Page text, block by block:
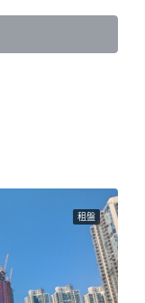
租盤